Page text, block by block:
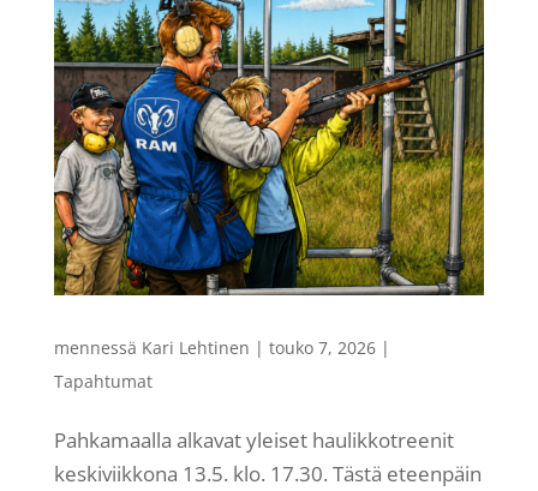
mennessä Kari Lehtinen | touko 7, 2026|
Tapahtumat
Pahkamaalla alkavat yleiset haulikkotreenit
keskiviikkona 13.5. klo. 17.30. Tästä eteenpäin